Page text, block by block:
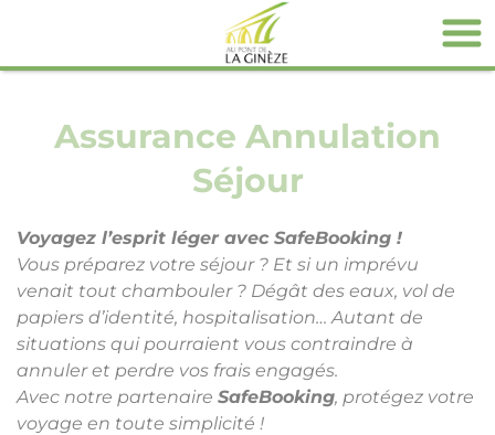
Panneau de gestion des cookies
Assurance Annulation
Séjour
Voyagez l’esprit léger avec SafeBooking !
Vous préparez votre séjour ? Et si un imprévu
venait tout chambouler ? Dégât des eaux, vol de
papiers d’identité, hospitalisation… Autant de
situations qui pourraient vous contraindre à
annuler et perdre vos frais engagés.
Avec notre partenaire SafeBooking, protégez votre
voyage en toute simplicité !